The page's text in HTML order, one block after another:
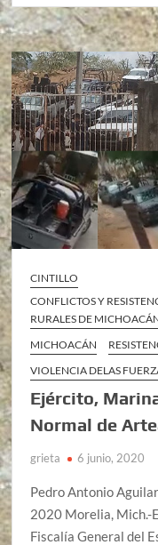
CINTILLO
CONFLICTOS Y
RURALES DE
MICHOACÁN
VIOLENCIA DELAS
Ejército,
Normal de
grieta 6 junio, 2020
Pedro Antonio
2020 Morelia, Mich.-
Fiscalía General del